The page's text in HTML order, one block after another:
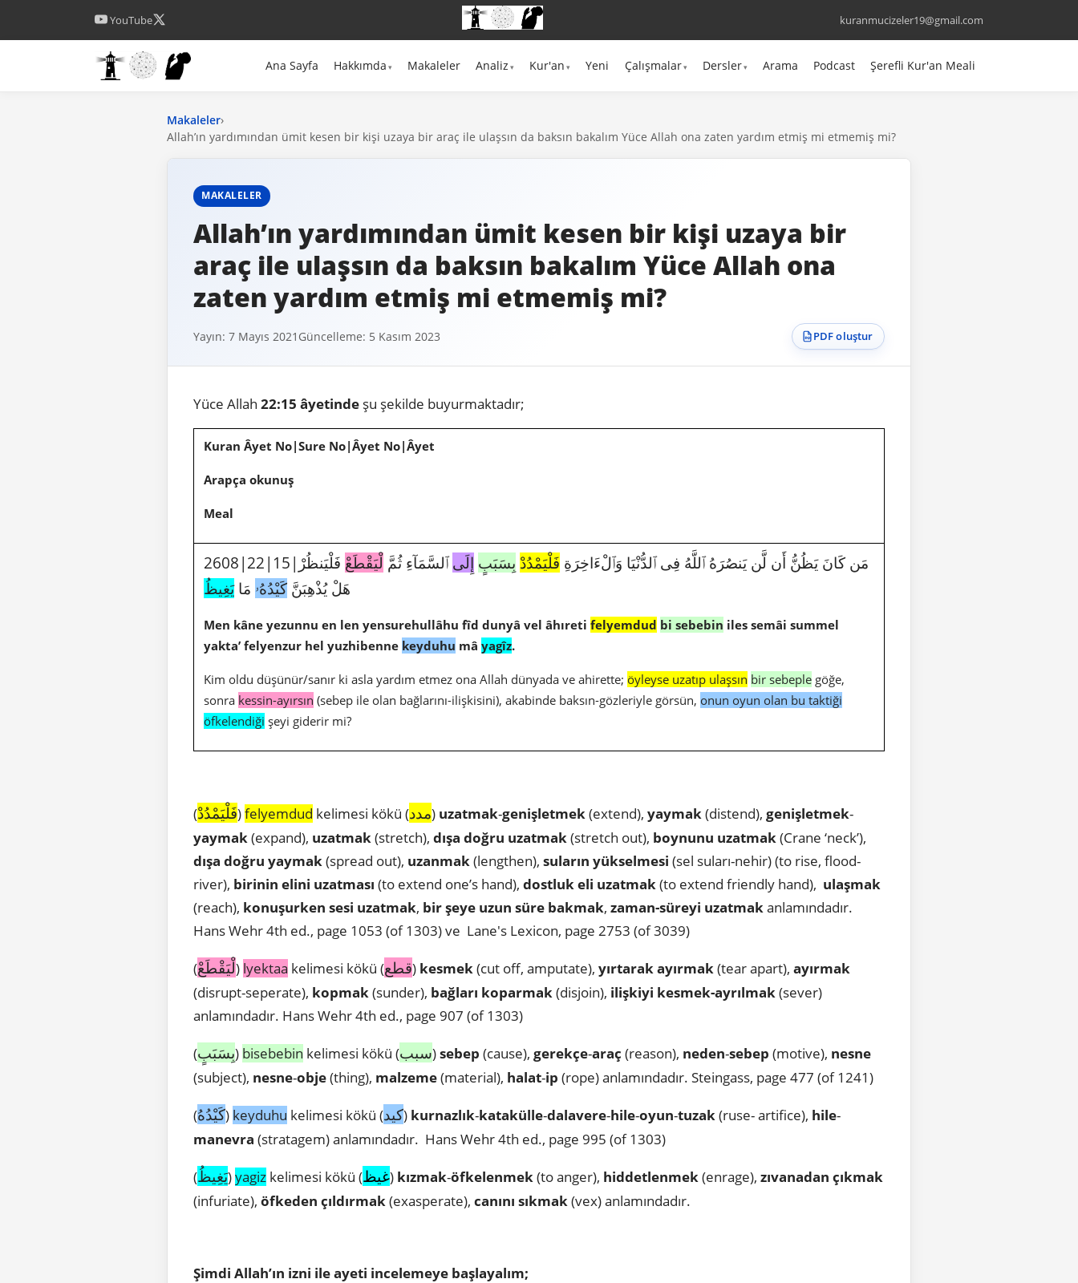
YouTube kuranmucizeler19@gmail.com
Ana Sayfa Hakkımda Makaleler Analiz Kur'an Yeni Çalışmalar Dersler Arama Podcast Şerefli Kur'an Meali
Makaleler›
Allah’ın yardımından ümit kesen bir kişi uzaya bir araç ile ulaşsın da baksın bakalım Yüce Allah ona zaten yardım etmiş mi etmemiş mi?
MAKALELER
Allah’ın yardımından ümit kesen bir kişi uzaya bir
araç ile ulaşsın da baksın bakalım Yüce Allah ona
zaten yardım etmiş mi etmemiş mi?
Yayın: 7 Mayıs 2021 Güncelleme: 5 Kasım 2023 PDF oluştur
Yüce Allah 22:15 âyetinde şu şekilde buyurmaktadır;
Kuran Âyet No|Sure No|Âyet No|Âyet
Arapça okunuş
Meal
2608|22|15|مَن كَانَ يَظُنُّ أَن لَّن يَنصُرَهُ ٱللَّهُ فِى ٱلدُّنْيَا وَٱلْءَاخِرَةِ فَلْيَمْدُدْ بِسَبَبٍ إِلَىٱلسَّمَآءِ ثُمَّ لْيَقْطَعْ فَلْيَنظُرْ
هَلْ يُذْهِبَنَّ كَيْدُهُۥ مَايَغِيظُ
Men kâne yezunnu en len yensurehullâhu fîd dunyâ vel âhıreti felyemdud bi sebebin iles semâi summel
yakta’ felyenzur hel yuzhibenne keyduhu mâ yagîz.
Kim oldu düşünür/sanır ki asla yardım etmez ona Allah dünyada ve ahirette; öyleyse uzatıp ulaşsın bir sebeple göğe,
sonra kessin-ayırsın (sebep ile olan bağlarını-ilişkisini), akabinde baksın-gözleriyle görsün, onun oyun olan bu taktiği
öfkelendiği şeyi giderir mi?
(فَلْيَمْدُدْ)felyemdud kelimesi kökü (مدد) uzatmak-genişletmek(extend), yaymak(distend), genişletmek-
yaymak(expand), uzatmak(stretch), dışa doğru uzatmak(stretch out), boynunu uzatmak(Crane ‘neck’),
dışa doğru yaymak(spread out), uzanmak(lengthen), suların yükselmesi (sel suları-nehir) (to rise, flood-
river), birinin elini uzatması (to extend one’s hand), dostluk eli uzatmak(to extend friendly hand), ulaşmak
(reach), konuşurken sesi uzatmak, bir şeye uzun süre bakmak, zaman-süreyi uzatmakanlamındadır.
Hans Wehr 4th ed., page 1053 (of 1303) ve Lane's Lexicon, page 2753 (of 3039)
(لْيَقْطَعْ) lyektaa kelimesi kökü (قطع) kesmek(cut off, amputate), yırtarak ayırmak(tear apart), ayırmak
(disrupt-seperate), kopmak(sunder), bağları koparmak(disjoin), ilişkiyi kesmek-ayrılmak(sever)
anlamındadır. Hans Wehr 4th ed., page 907 (of 1303)
(بِسَبَبٍ) bisebebin kelimesi kökü (سبب)sebep (cause), gerekçe-araç (reason), neden-sebep (motive), nesne
(subject), nesne-obje(thing), malzeme(material), halat-ip (rope) anlamındadır. Steingass, page 477 (of 1241)
(كَيْدُهُ) keyduhu kelimesi kökü (كيد) kurnazlık-katakülle-dalavere-hile-oyun-tuzak(ruse- artifice), hile-
manevra (stratagem) anlamındadır. Hans Wehr 4th ed., page 995 (of 1303)
(يَغِيظُ)yagiz kelimesi kökü (غيظ) kızmak-öfkelenmek(to anger), hiddetlenmek(enrage), zıvanadan çıkmak
(infuriate), öfkeden çıldırmak(exasperate), canını sıkmak(vex) anlamındadır.
Şimdi Allah’ın izni ile ayeti incelemeye başlayalım;